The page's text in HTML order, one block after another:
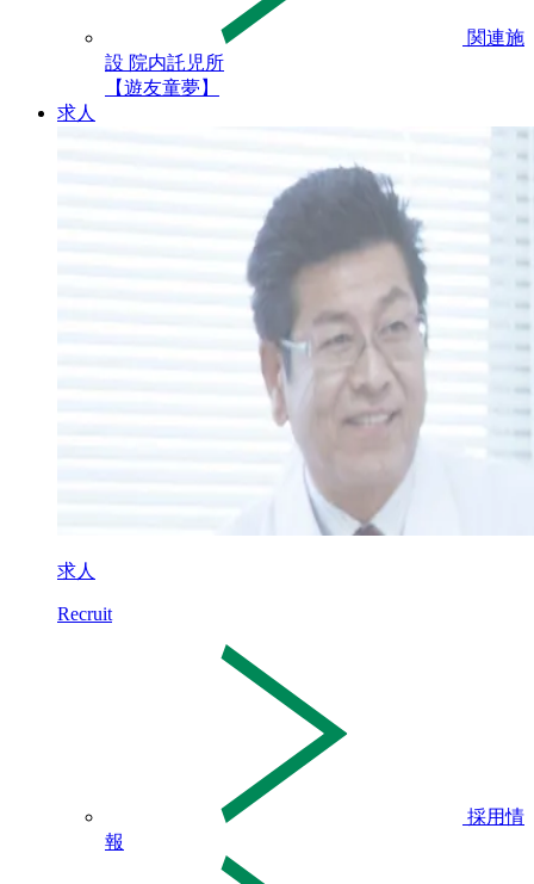
関連施
設 院内託児所
【遊友童夢】
求人
求人
Recruit
採用情
報